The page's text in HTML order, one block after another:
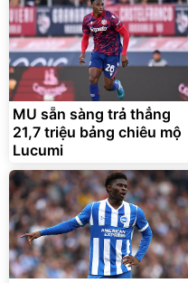
MU sẵn sàng trả thẳng
21,7 triệu bảng chiêu mộ
Lucumi